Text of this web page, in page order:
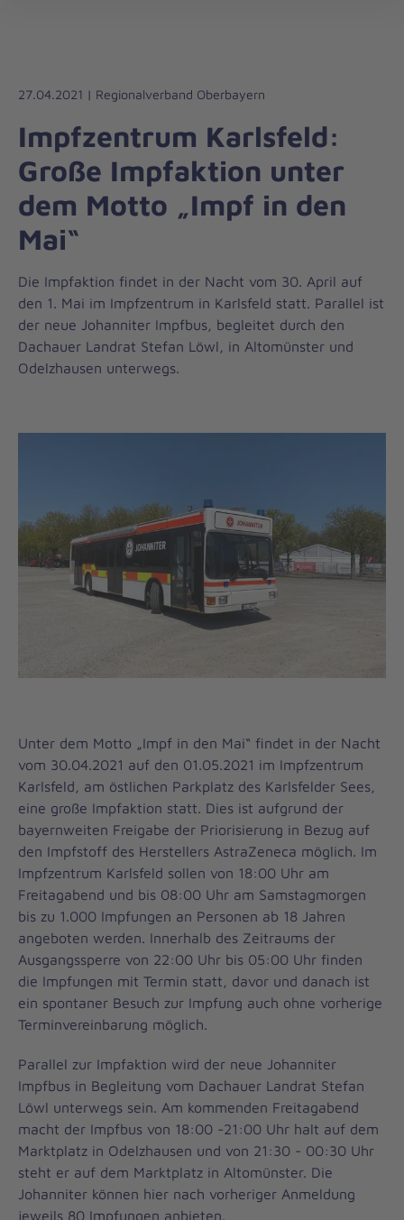
Liebe
Leben
27.04.2021 | Regionalverband Oberbayern
Impfzentrum Karlsfeld:
Große Impfaktion unter
dem Motto „Impf in den
Mai“
Die Impfaktion findet in der Nacht vom 30. April auf
den 1. Mai im Impfzentrum in Karlsfeld statt. Parallel ist
der neue Johanniter Impfbus, begleitet durch den
Dachauer Landrat Stefan Löwl, in Altomünster und
Odelzhausen unterwegs.
Unter dem Motto „Impf in den Mai“ findet in der Nacht
vom 30.04.2021 auf den 01.05.2021 im Impfzentrum
Karlsfeld, am östlichen Parkplatz des Karlsfelder Sees,
eine große Impfaktion statt. Dies ist aufgrund der
bayernweiten Freigabe der Priorisierung in Bezug auf
den Impfstoff des Herstellers AstraZeneca möglich. Im
Impfzentrum Karlsfeld sollen von 18:00 Uhr am
Freitagabend und bis 08:00 Uhr am Samstagmorgen
bis zu 1.000 Impfungen an Personen ab 18 Jahren
angeboten werden. Innerhalb des Zeitraums der
Ausgangssperre von 22:00 Uhr bis 05:00 Uhr finden
die Impfungen mit Termin statt, davor und danach ist
ein spontaner Besuch zur Impfung auch ohne vorherige
Terminvereinbarung möglich.
Parallel zur Impfaktion wird der neue Johanniter
Impfbus in Begleitung vom Dachauer Landrat Stefan
Löwl unterwegs sein. Am kommenden Freitagabend
macht der Impfbus von 18:00 -21:00 Uhr halt auf dem
Marktplatz in Odelzhausen und von 21:30 - 00:30 Uhr
steht er auf dem Marktplatz in Altomünster. Die
Johanniter können hier nach vorheriger Anmeldung
jeweils 80 Impfungen anbieten.